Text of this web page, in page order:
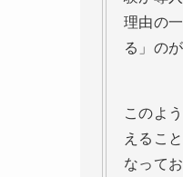
理由の
る」の
このよ
えるこ
なって